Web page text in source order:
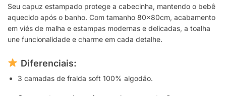
Seu capuz estampado protege a cabecinha, mantendo o bebê
aquecido após o banho. Com tamanho 80x80cm, acabamento
em viés de malha e estampas modernas e delicadas, a toalha
une funcionalidade e charme em cada detalhe.
Diferenciais:
3 camadas de fralda soft 100% algodão.